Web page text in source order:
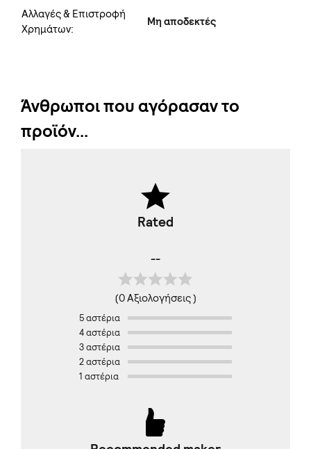
Αλλαγές & Επιστροφή
Χρημάτων:
Μη αποδεκτές
Άνθρωποι που αγόρασαν το
προϊόν...
Rated
--
(0 Αξιολογήσεις )
5 αστέρια
4 αστέρια
3 αστέρια
2 αστέρια
1 αστέρια